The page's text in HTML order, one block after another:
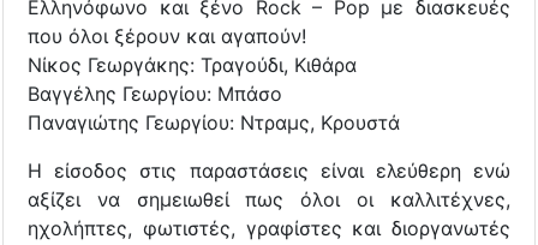
Ελληνόφωνο και ξένο Rock – Pop με διασκευές
που όλοι ξέρουν και αγαπούν!
Νίκος Γεωργάκης: Τραγούδι, Κιθάρα
Βαγγέλης Γεωργίου: Μπάσο
Παναγιώτης Γεωργίου: Ντραμς, Κρουστά
Η είσοδος στις παραστάσεις είναι ελεύθερη ενώ
αξίζει να σημειωθεί πως όλοι οι καλλιτέχνες,
ηχολήπτες, φωτιστές, γραφίστες και διοργανωτές